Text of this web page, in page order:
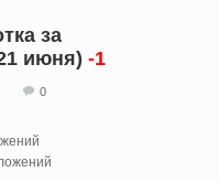
за
июня) -1
0